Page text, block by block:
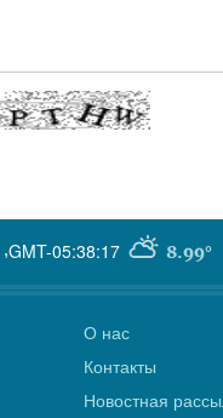
GMT-05:38:17 8.99°
,
О нас
Контакты
Новостная